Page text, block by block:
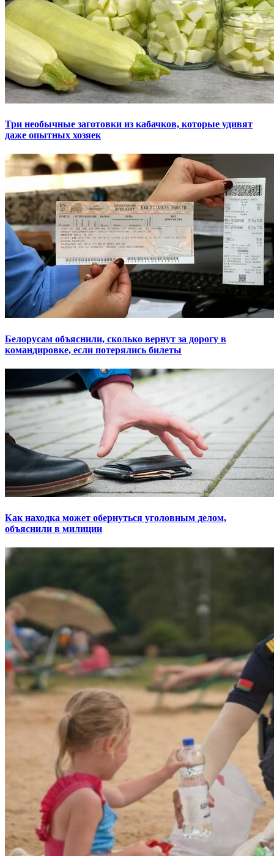
Три необычные заготовки из кабачков, которые удивят
даже опытных хозяек
Белорусам объяснили, сколько вернут за дорогу в
командировке, если потерялись билеты
Как находка может обернуться уголовным делом,
объяснили в милиции